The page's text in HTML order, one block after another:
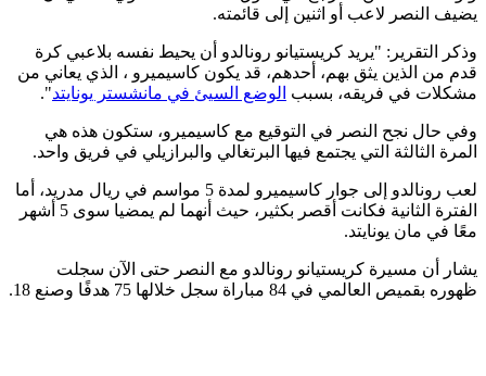
يضيف النصر لاعب أو اثنين إلى قائمته.
وذكر التقرير: "يريد كريستيانو رونالدو أن يحيط نفسه بلاعبي كرة
قدم من الذين يثق بهم، أحدهم، قد يكون كاسيميرو ، الذي يعاني من
مشكلات في فريقه، بسبب الوضع السيئ في مانشستر يونايتد".
وفي حال نجح النصر في التوقيع مع كاسيميرو، ستكون هذه هي
المرة الثالثة التي يجتمع فيها البرتغالي والبرازيلي في فريق واحد.
لعب رونالدو إلى جوار كاسيميرو لمدة 5 مواسم في ريال مدريد، أما
الفترة الثانية فكانت أقصر بكثير، حيث أنهما لم يمضيا سوى 5 أشهر
معًا في مان يونايتد.
يشار أن مسيرة كريستيانو رونالدو مع النصر حتى الآن سجلت
ظهوره بقميص العالمي في 84 مباراة سجل خلالها 75 هدفًا وصنع 18.